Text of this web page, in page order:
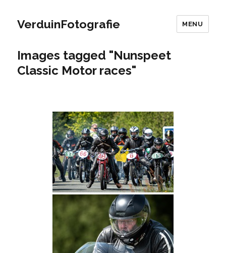
VerduinFotografie MENU
Images tagged "Nunspeet
Classic Motor races"